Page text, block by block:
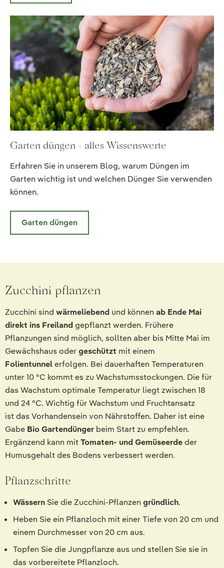
Garten düngen - alles Wissenswerte
Erfahren Sie in unserem Blog, warum Düngen im
Garten wichtig ist und welchen Dünger Sie verwenden
können.
Garten düngen
Zucchini pflanzen
Zucchini sind wärmeliebend und können ab Ende Mai
direkt ins Freiland gepflanzt werden. Frühere
Pflanzungen sind möglich, sollten aber bis Mitte Mai im
Gewächshaus odergeschützt mit einem
Folientunnelerfolgen. Bei dauerhaften Temperaturen
unter 10 °C kommt es zu Wachstumsstockungen. Die für
das Wachstum optimale Temperatur liegt zwischen 18
und 24 °C. Wichtig für Wachstum und Fruchtansatz
ist das Vorhandensein von Nährstoffen. Daher ist eine
Gabe Bio Gartendünger beim Start zu empfehlen.
Ergänzend kann mitTomaten- und Gemüseerdeder
Humusgehalt des Bodens verbessert werden.
Pflanzschritte
Wässern Sie die Zucchini-Pflanzen gründlich.
Heben Sie ein Pflanzloch mit einer Tiefe von 20 cm und
einem Durchmesser von 20 cm aus.
Topfen Sie die Jungpflanze aus und stellen Sie sie in
das vorbereitete Pflanzloch.